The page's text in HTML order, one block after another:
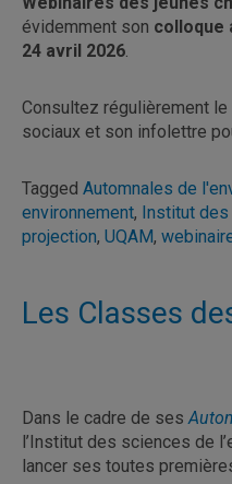
évidemment son colloque
24 avril 2026.
Consultez régulièrement
sociaux et son infolettre
Tagged Automnales de
environnement, Institut
projection, UQAM,
Les Classes
Dans le cadre de ses
l’Institut des sciences de
lancer ses toutes